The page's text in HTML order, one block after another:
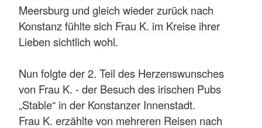
Meersburg und gleich wieder zurück nach
Konstanz fühlte sich Frau K. im Kreise ihrer
Lieben sichtlich wohl.
Nun folgte der 2. Teil des Herzenswunsches
von Frau K. - der Besuch des irischen Pubs
„Stable“ in der Konstanzer Innenstadt.
Frau K. erzählte von mehreren Reisen nach